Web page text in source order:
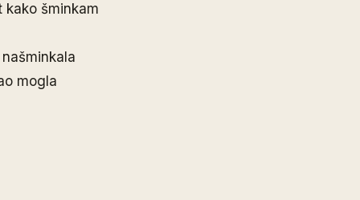
kako šminkam
mogla